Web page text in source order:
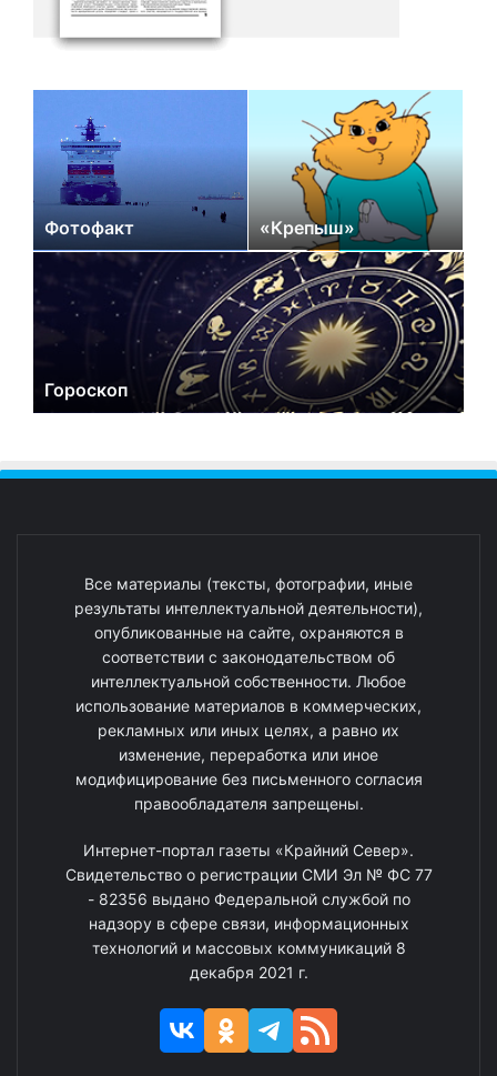
Фотофакт «Крепыш»
Гороскоп
Все материалы (тексты, фотографии, иные
результаты интеллектуальной деятельности),
опубликованные на сайте, охраняются в
соответствии с законодательством об
интеллектуальной собственности. Любое
использование материалов в коммерческих,
рекламных или иных целях, а равно их
изменение, переработка или иное
модифицирование без письменного согласия
правообладателя запрещены.
Интернет-портал газеты «Крайний Север».
Свидетельство о регистрации СМИ Эл № ФС 77
- 82356 выдано Федеральной службой по
надзору в сфере связи, информационных
технологий и массовых коммуникаций 8
декабря 2021 г.